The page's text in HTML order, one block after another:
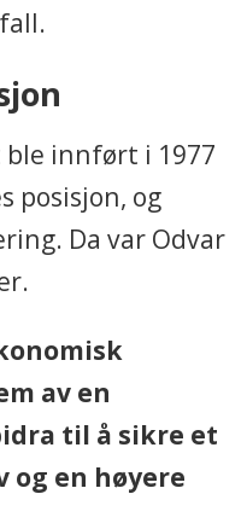
innført i 1977
posisjon, og
Da var Odvar
av en
til å sikre et
og en høyere